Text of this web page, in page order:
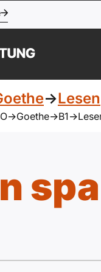
->Lesen
->Goethe->B1->